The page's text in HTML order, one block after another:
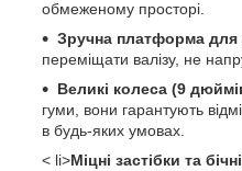
обмеженому просторі.
Зручна платформа для
переміщати валізу, не
Великі колеса (9
гуми, вони гарантують
в будь-яких умовах.
< li>Міцні застібки та